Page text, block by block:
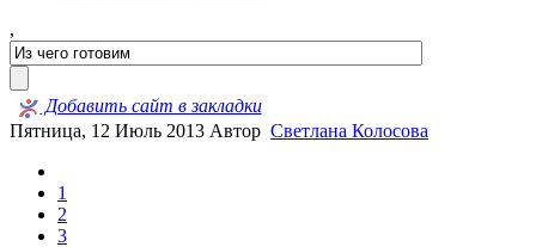
,
Добавить сайт в закладки
Пятница, 12 Июль 2013 Автор Светлана Колосова
1
2
3